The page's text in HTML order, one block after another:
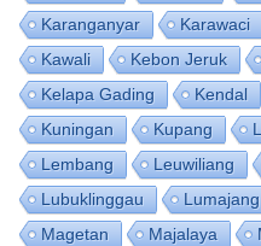
Karanganyar
Karawaci
Kawali
Kebon Jeruk
Kelapa Gading
Kendal
Kuningan
Kupang
Lembang
Leuwiliang
Lubuklinggau
Lumajang
Magetan
Majalaya